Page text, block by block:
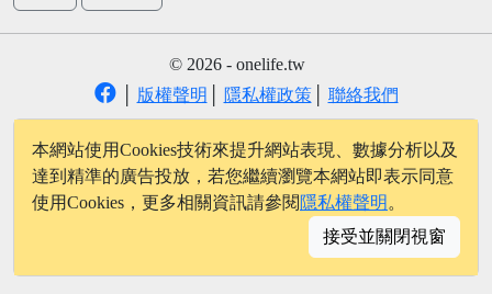
© 2026 - onelife.tw
版權聲明 隱私權政策│ 聯絡我們
本網站使用Cookies技術來提升網站表現、數據分析以及
達到精準的廣告投放，若您繼續瀏覽本網站即表示同意
使用Cookies，更多相關資訊請參閱 隱私權聲明 。
接受並關閉視窗